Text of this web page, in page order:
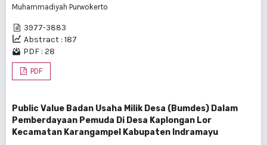
Muhammadiyah Purwokerto
3977-3883
Abstract : 187
PDF : 28
PDF
Public Value Badan Usaha Milik Desa (Bumdes) Dalam
Pemberdayaan Pemuda Di Desa Kaplongan Lor
Kecamatan Karangampel Kabupaten Indramayu